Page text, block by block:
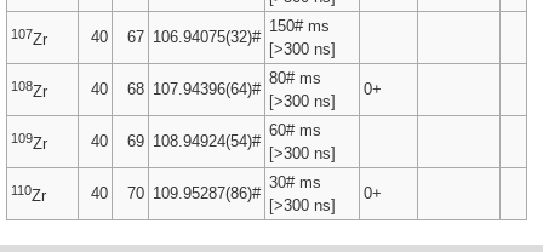
107Zr 40 67 106.94075(32)#
150# ms
[>300 ns]
108Zr 40 68 107.94396(64)#
80# ms
[>300 ns]
0+
109Zr 40 69 108.94924(54)#
60# ms
[>300 ns]
110Zr 40 70 109.95287(86)#
30# ms
[>300 ns]
0+